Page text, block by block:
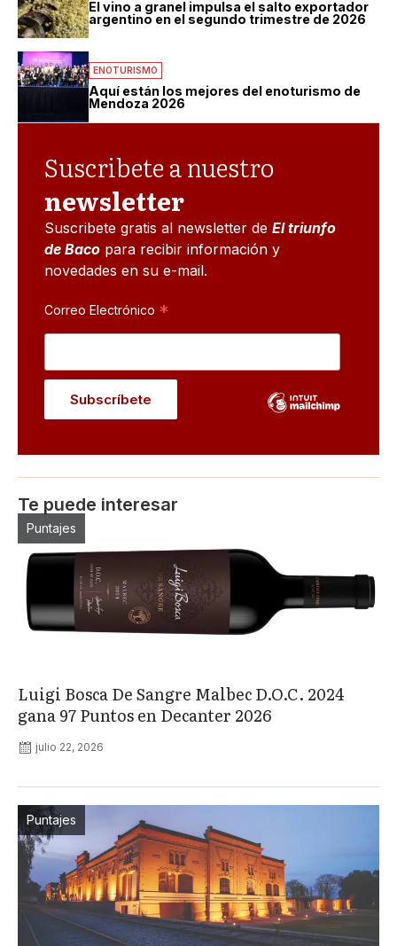
El vino a granel impulsa el salto exportador
argentino en el segundo trimestre de 2026
ENOTURISMO
Aquí están los mejores del enoturismo de
Mendoza 2026
Suscribete a nuestro
newsletter
Suscribete gratis al newsletter de El triunfo
de Baco para recibir información y
novedades en su e-mail.
Correo Electrónico *
Te puede interesar
Puntajes
Luigi Bosca De Sangre Malbec D.O.C. 2024
gana 97 Puntos en Decanter 2026
julio 22, 2026
Puntajes